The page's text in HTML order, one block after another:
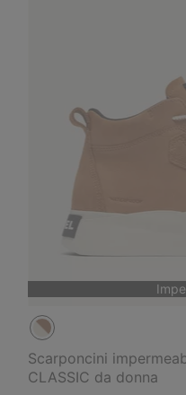
Scarponcini
CLASSIC da donna